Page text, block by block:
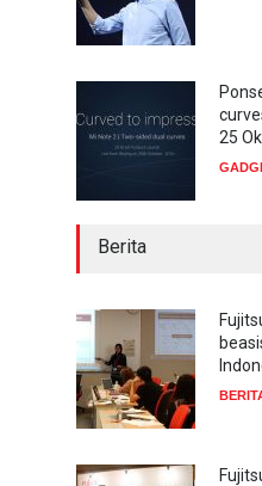
25
Berita